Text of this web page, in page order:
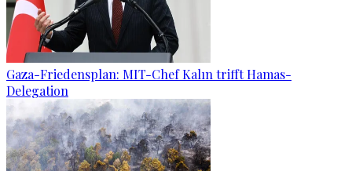
Gaza-Friedensplan: MIT-Chef Kalın trifft Hamas-
Delegation